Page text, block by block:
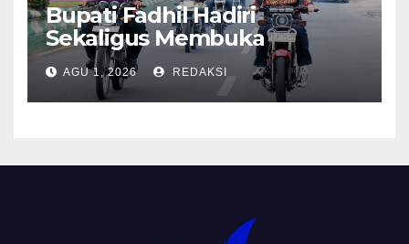
Bupati Fadhil Hadiri
Sekaligus Membuka
Kegiatan Batanghari King
Club
AGU 1, 2026 REDAKSI